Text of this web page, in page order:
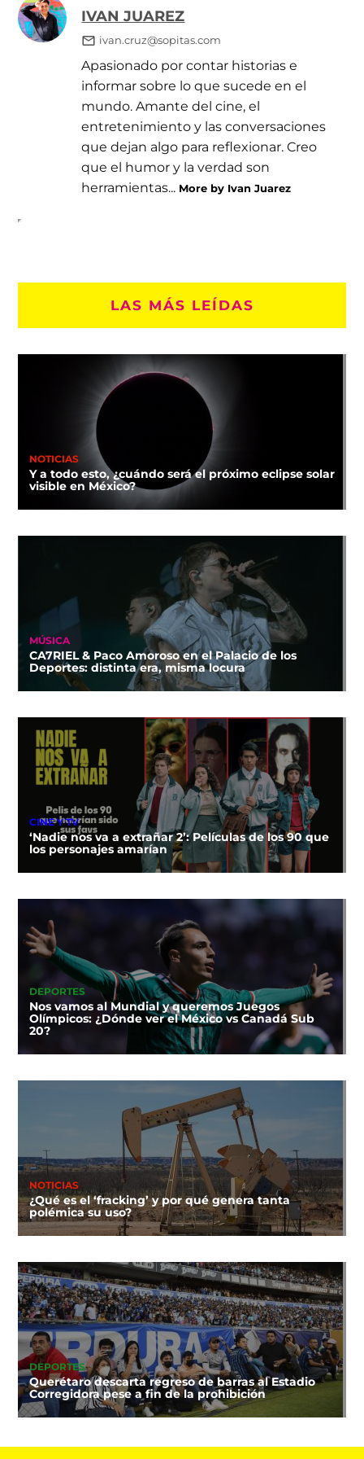
IVAN JUAREZ
ivan.cruz@sopitas.com
Apasionado por contar historias e
informar sobre lo que sucede en el
mundo. Amante del cine, el
entretenimiento y las conversaciones
que dejan algo para reflexionar. Creo
que el humor y la verdad son
herramientas... More by Ivan Juarez
LAS MÁS LEÍDAS
NOTICIAS
Y a todo esto, ¿cuándo será el próximo eclipse solar
visible en México?
MÚSICA
CA7RIEL & Paco Amoroso en el Palacio de los
Deportes: distinta era, misma locura
CINE Y TV
‘Nadie nos va a extrañar 2’: Películas de los 90 que
los personajes amarían
DEPORTES
Nos vamos al Mundial y queremos Juegos
Olímpicos: ¿Dónde ver el México vs Canadá Sub
20?
NOTICIAS
¿Qué es el ‘fracking’ y por qué genera tanta
polémica su uso?
DEPORTES
Querétaro descarta regreso de barras al Estadio
Corregidora pese a fin de la prohibición